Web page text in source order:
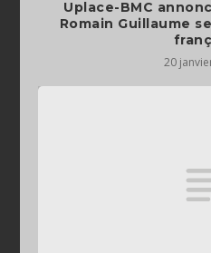
Uplace-BMC
Romain Guillaume
20